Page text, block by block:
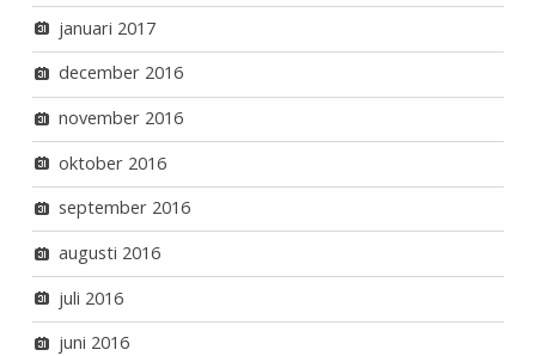
januari 2017
december 2016
november 2016
oktober 2016
september 2016
augusti 2016
juli 2016
juni 2016